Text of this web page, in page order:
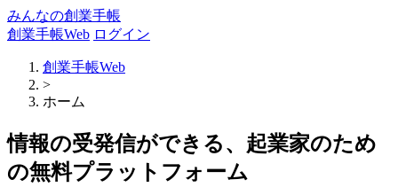
みんなの創業手帳
創業手帳Web ログイン
創業手帳Web
>
ホーム
情報の受発信ができる、起業家のため
の無料プラットフォーム